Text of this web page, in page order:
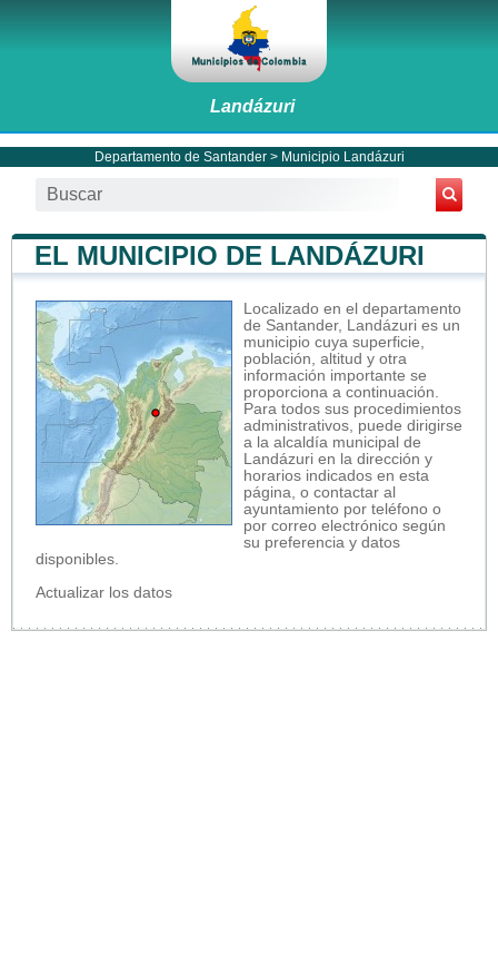
Landázuri
Departamento de Santander> Municipio Landázuri
EL MUNICIPIO DE LANDÁZURI
Localizado en el departamento
de Santander, Landázuri es un
municipio cuya superficie,
población, altitud y otra
información importante se
proporciona a continuación.
Para todos sus procedimientos
administrativos, puede dirigirse
a la alcaldía municipal de
Landázuri en la dirección y
horarios indicados en esta
página, o contactar al
ayuntamiento por teléfono o
por correo electrónico según
su preferencia y datos
disponibles.
Actualizar los datos